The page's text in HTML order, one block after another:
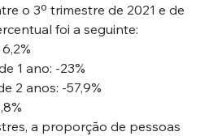
o 3º trimestre de 2021 e de
foi a seguinte:
1 ano: -23%
2 anos: -57,9%
a proporção de pessoas